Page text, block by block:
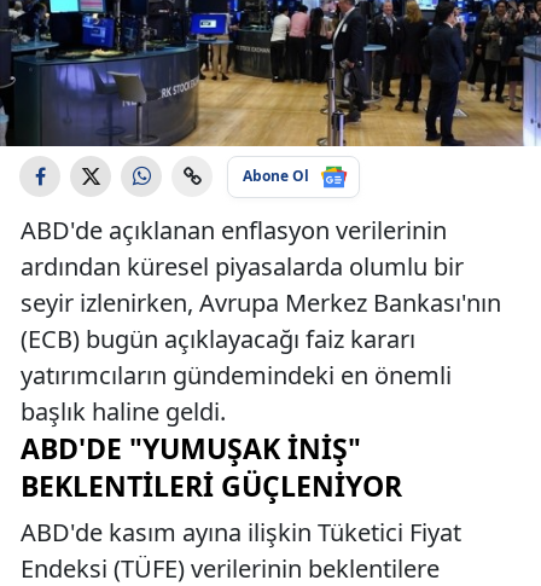
Abone Ol
ABD'de açıklanan enflasyon verilerinin
ardından küresel piyasalarda olumlu bir
seyir izlenirken, Avrupa Merkez Bankası'nın
(ECB) bugün açıklayacağı faiz kararı
yatırımcıların gündemindeki en önemli
başlık haline geldi.
ABD'DE "YUMUŞAK İNIŞ"
BEKLENTILERI GÜÇLENIYOR
ABD'de kasım ayına ilişkin Tüketici Fiyat
Endeksi (TÜFE) verilerinin beklentilere